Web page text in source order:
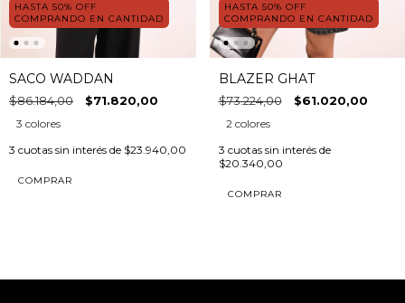
HASTA 50% OFF
COMPRANDO EN CANTIDAD
SACO WADDAN
$86.184,00 $71.820,00
3 colores
3 cuotas sin interés de $23.940,00
COMPRAR
HASTA 50% OFF
COMPRANDO EN CANTIDAD
BLAZER GHAT
$73.224,00 $61.020,00
2 colores
3 cuotas sin interés de
$20.340,00
COMPRAR